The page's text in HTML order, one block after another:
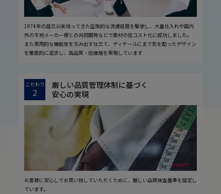
1974年の設立以来培ってきた圧倒的な流通経路を駆使し、大量仕入れや国内
外の生地メーカー様との共同開発などで素材の低コスト化に成功しました。
また実用的な機能性を生み出す仕立て、ディテールにまで気を配ったデザイン
を徹底的に追求し、高品質・低価格を実現しています
こだわり
2
厳しい品質管理体制に基づく
安心の実現
お客様に安心してお買い物していただくために、厳しい品質検査基準を設定し
ています。